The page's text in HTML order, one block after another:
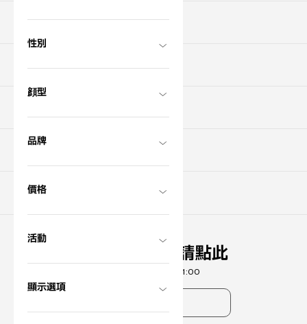
性別
顔型
品牌
價格
活動
顯示選項
搜尋門市
註冊為新會員
聯絡線上客服請點此
服務時間 11:00 - 21:00